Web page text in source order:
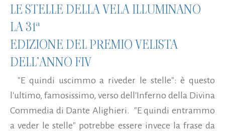
LE STELLE DELLA VELA ILLUMINANO
LA 31ª
EDIZIONE DEL PREMIO VELISTA
DELL’ANNO FIV
"E quindi uscimmo a riveder le stelle": è questo
l'ultimo, famosissimo, verso dell'Inferno della Divina
Commedia di Dante Alighieri. "E quindi entrammo
a veder le stelle" potrebbe essere invece la frase da